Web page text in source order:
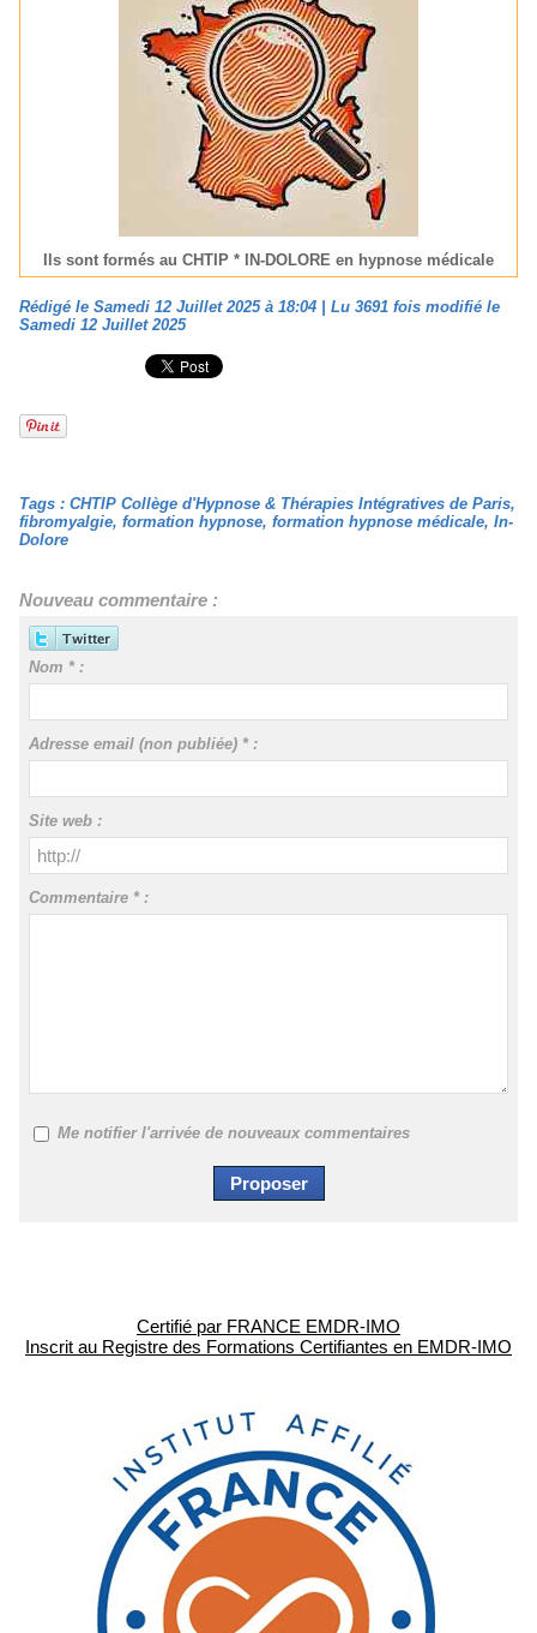
Ils sont formés au CHTIP * IN-DOLORE en hypnose médicale
Rédigé le Samedi 12 Juillet 2025 à 18:04 | Lu 3691 fois modifié le
Samedi 12 Juillet 2025
Tags : CHTIP Collège d'Hypnose & Thérapies Intégratives de Paris,
fibromyalgie, formation hypnose, formation hypnose médicale, In-
Dolore
Nouveau commentaire :
Nom * :
Adresse email (non publiée) * :
Site web :
Commentaire * :
Me notifier l'arrivée de nouveaux commentaires
Certifié par FRANCE EMDR-IMO
Inscrit au Registre des Formations Certifiantes en EMDR-IMO